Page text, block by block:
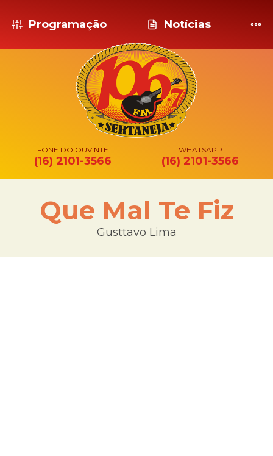
Programação Notícias
FONE DO OUVINTE
(16) 2101-3566
WHATSAPP
(16) 2101-3566
Que Mal Te Fiz
Gusttavo Lima